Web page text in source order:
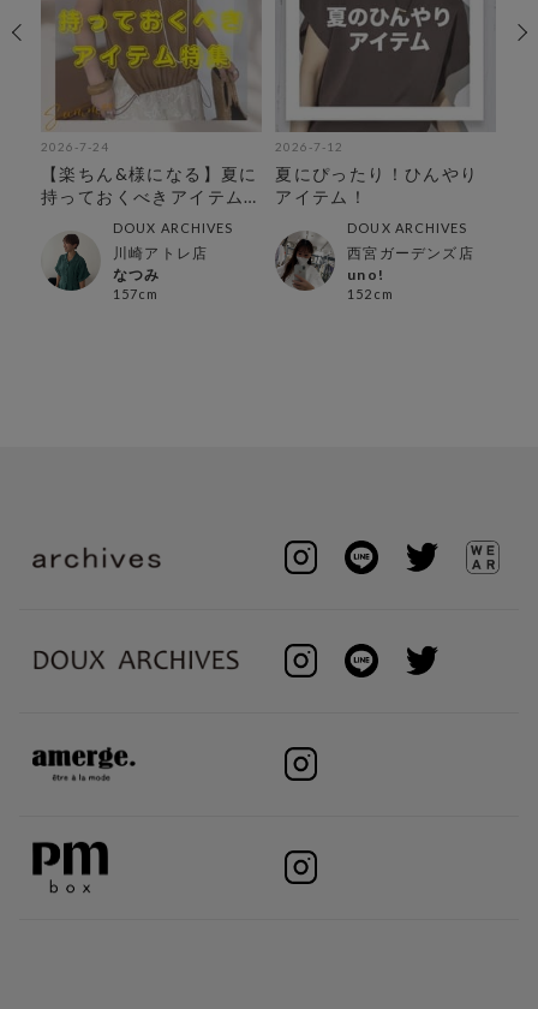
2026-7-24
【楽ちん&様になる】夏に
持っておくべきアイテム
DOUX ARCHIVES
川崎アトレ店
なつみ
157cm
2026-7-12
夏にぴったり！ひんやり
アイテム！
DOUX ARCHIVES
西宮ガーデンズ店
uno!
152cm